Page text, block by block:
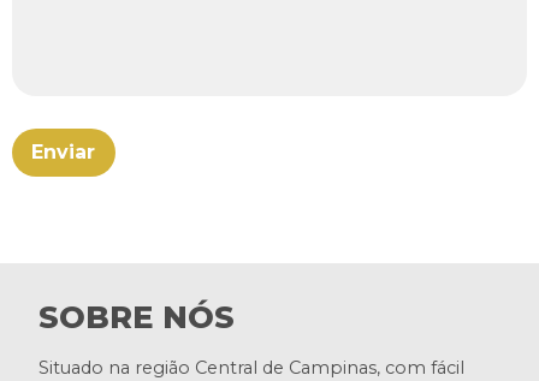
SOBRE NÓS
Situado na região Central de Campinas, com fácil